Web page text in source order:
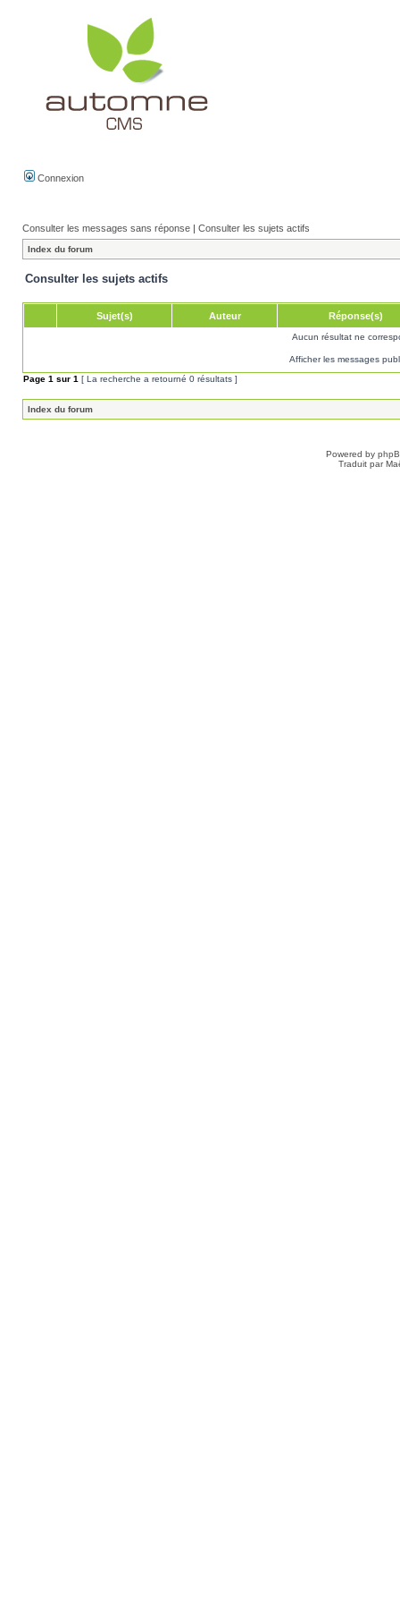
Connexion
Consulter les messages sans réponse | Consulter les sujets actifs
Index du forum
Consulter les sujets actifs
Sujet(s) Auteur Réponse(s)
Aucun résultat ne
Afficher les messages
Page 1 sur 1 [ La recherche a retourné 0 résultats ]
Index du forum
Powered by
Traduit par